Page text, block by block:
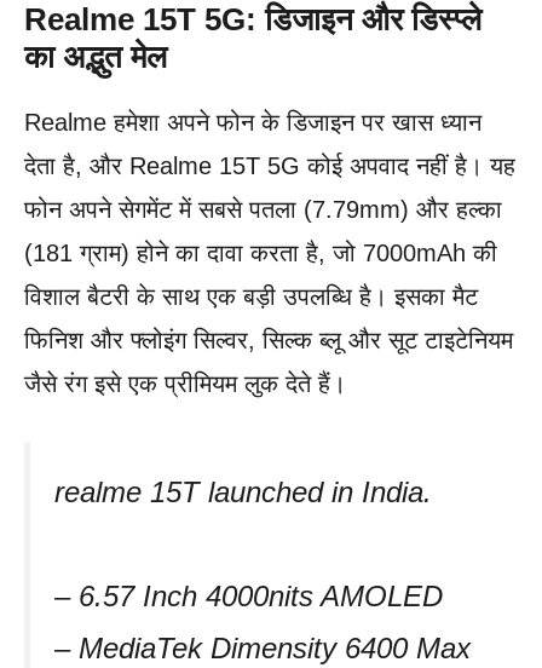
Realme 15T 5G: डिजाइन और डिस्प्ले
का अद्भुत मेल
Realme हमेशा अपने फोन के डिजाइन पर खास ध्यान
देता है, और Realme 15T 5G कोई अपवाद नहीं है। यह
फोन अपने सेगमेंट में सबसे पतला (7.79mm) और हल्का
(181 ग्राम) होने का दावा करता है, जो 7000mAh की
विशाल बैटरी के साथ एक बड़ी उपलब्धि है। इसका मैट
फिनिश और फ्लोइंग सिल्वर, सिल्क ब्लू और सूट टाइटेनियम
जैसे रंग इसे एक प्रीमियम लुक देते हैं।
realme 15T launched in India.
– 6.57 Inch 4000nits AMOLED
– MediaTek Dimensity 6400 Max